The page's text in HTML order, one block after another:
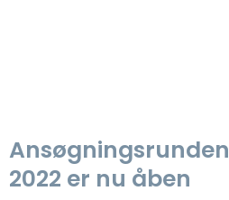
Ansøgningsrunden
2022 er nu åben